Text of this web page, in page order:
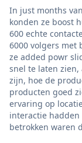
In just months
konden ze boost
600 echte
6000 volgers met
ze added powr
snel te laten
zijn, hoe de
producten goed
ervaring op
interactie
betrokken waren